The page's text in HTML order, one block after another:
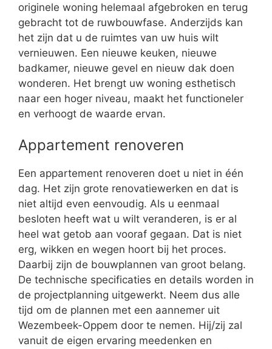
originele woning helemaal afgebroken en terug
gebracht tot de ruwbouwfase. Anderzijds kan
het zijn dat u de ruimtes van uw huis wilt
vernieuwen. Een nieuwe keuken, nieuwe
badkamer, nieuwe gevel en nieuw dak doen
wonderen. Het brengt uw woning esthetisch
naar een hoger niveau, maakt het functioneler
en verhoogt de waarde ervan.
Appartement renoveren
Een appartement renoveren doet u niet in één
dag. Het zijn grote renovatiewerken en dat is
niet altijd even eenvoudig. Als u eenmaal
besloten heeft wat u wilt veranderen, is er al
heel wat getob aan vooraf gegaan. Dat is niet
erg, wikken en wegen hoort bij het proces.
Daarbij zijn de bouwplannen van groot belang.
De technische specificaties en details worden in
de projectplanning uitgewerkt. Neem dus alle
tijd om de plannen met een aannemer uit
Wezembeek-Oppem door te nemen. Hij/zij zal
vanuit de eigen ervaring meedenken en